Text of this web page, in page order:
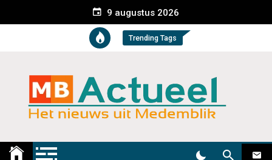
e
9 augustus 2026
Trending Tags
Medemblik Actueel